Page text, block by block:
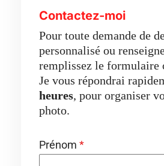
Contactez-moi
Pour toute demande de
personnalisé ou
remplissez le formulaire
Je vous répondrai
heures, pour organiser
photo.
Prénom *